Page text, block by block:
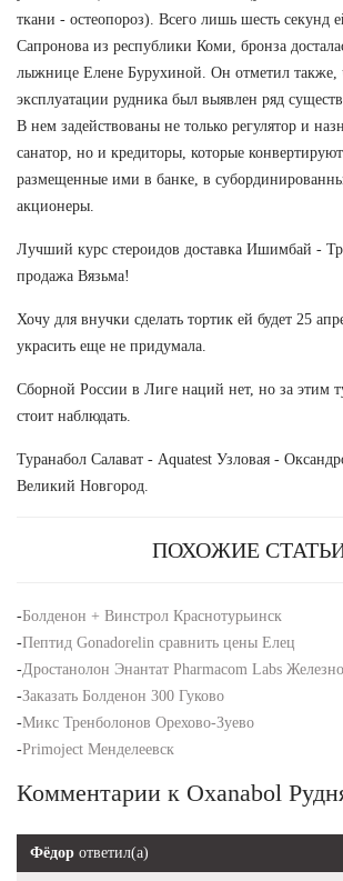
ткани - остеопороз). Всего лишь шесть секунд
Сапронова из республики Коми, бронза
лыжнице Елене Бурухиной. Он отметил также,
эксплуатации рудника был выявлен ряд
В нем задействованы не только регулятор и
санатор, но и кредиторы, которые конвертируют
размещенные ими в банке, в
акционеры.
Лучший курс стероидов доставка Ишимбай -
продажа Вязьма!
Хочу для внучки сделать тортик ей будет 25
украсить еще не придумала.
Сборной России в Лиге наций нет, но за этим
стоит наблюдать.
Туранабол Салават - Aquatest Узловая -
Великий Новгород.
ПОХОЖИЕ
-Болденон + Винстрол Краснотурьинск
-Пептид Gonadorelin сравнить цены Елец
-Дростанолон Энантат Pharmacom Labs
-Заказать Болденон 300 Гуково
-Микс Тренболонов Орехово-Зуево
-Primoject Менделеевск
Комментарии к Oxanabol
Фёдор ответил(а)